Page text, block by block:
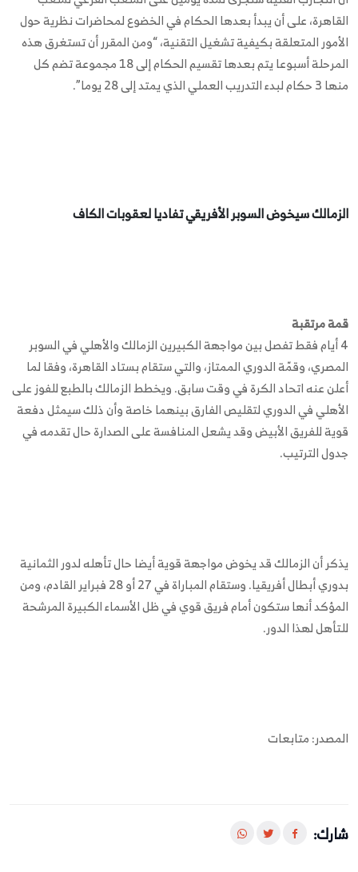
القاهرة، على أن يبدأ بعدها الحكام في الخضوع لمحاضرات نظرية حول
الأمور المتعلقة بكيفية تشغيل التقنية، “ومن المقرر أن تستغرق هذه
المرحلة أسبوعا يتم بعدها تقسيم الحكام إلى 18 مجموعة تضم كل
منها 3 حكام لبدء التدريب العملي الذي يمتد إلى 28 يوما”.
الزمالك سيخوض السوبر الأفريقي تفاديا لعقوبات الكاف
قمة مرتقبة
4 أيام فقط تفصل بين مواجهة الكبيرين الزمالك والأهلي في السوبر
المصري، وقمّة الدوري الممتاز، والتي ستقام بستاد القاهرة، وفقا لما
أعلن عنه اتحاد الكرة في وقت سابق. ويخطط الزمالك بالطبع للفوز على
الأهلي في الدوري لتقليص الفارق بينهما خاصة وأن ذلك سيمثل دفعة
قوية للفريق الأبيض وقد يشعل المنافسة على الصدارة حال تقدمه في
جدول الترتيب.
يذكر أن الزمالك قد يخوض مواجهة قوية أيضا حال تأهله لدور الثمانية
بدوري أبطال أفريقيا. وستقام المباراة في 27 أو 28 فبراير القادم، ومن
المؤكد أنها ستكون أمام فريق قوي في ظل الأسماء الكبيرة المرشحة
للتأهل لهذا الدور.
المصدر: متابعات
شارك: